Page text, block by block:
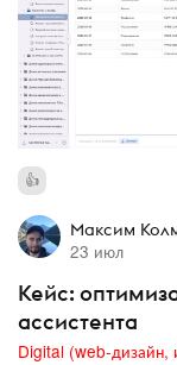
Максим
23 июл
Кейс:
ассистента